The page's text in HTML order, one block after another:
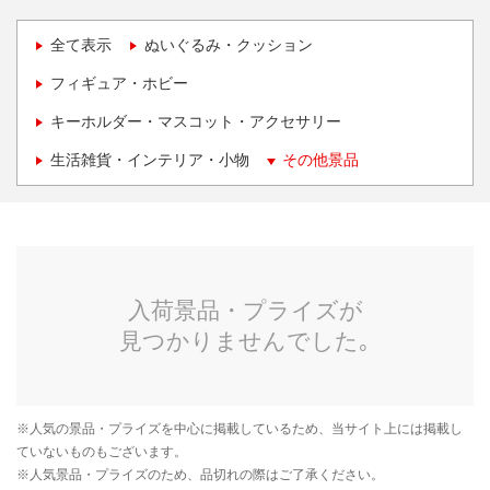
全て表示 ぬいぐるみ・クッション
フィギュア・ホビー
キーホルダー・マスコット・アクセサリー
生活雑貨・インテリア・小物 その他景品